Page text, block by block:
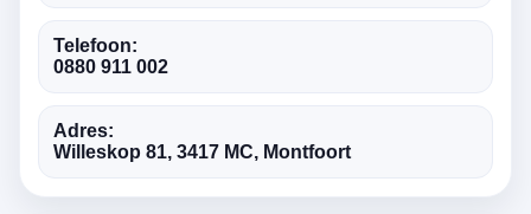
Telefoon:
0880 911 002
Adres:
Willeskop 81, 3417 MC, Montfoort